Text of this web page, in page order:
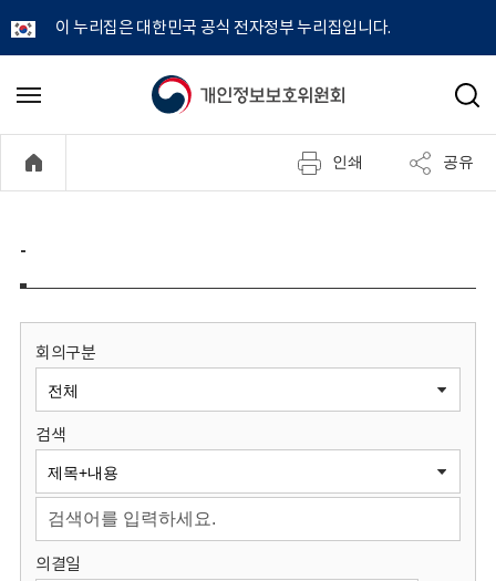
이 누리집은 대한민국 공식 전자정부 누리집입니다.
개
정
보
원
회
메
기
검
인쇄 공유
-
회의구분
검색
의결일